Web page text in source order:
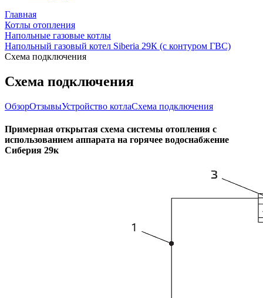
Главная
Котлы отопления
Напольные газовые котлы
Напольный газовый котел Siberia 29К (с контуром ГВС)
Схема подключения
Схема подключения
ОбзорОтзывыУстройство котлаСхема подключения
Примерная открытая схема системы отопления с
использованием аппарата на горячее водоснабжение
Сиберия 29к